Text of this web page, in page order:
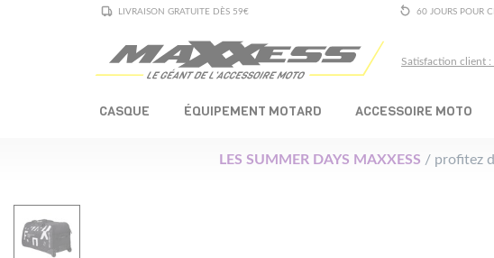
LIVRAISON GRATUITE DÈS 59€ 60 JOURS POUR
Satisfaction client
CASQUE ÉQUIPEMENT MOTARD ACCESSOIRE MOTO
LES SUMMER DAYS MAXXESS / profitez